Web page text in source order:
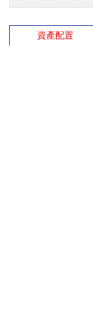
資產配置